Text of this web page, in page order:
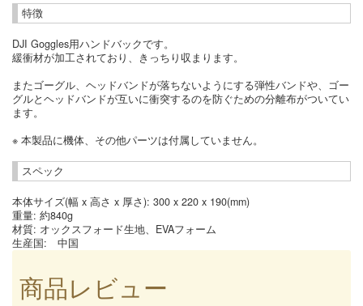
特徴
DJI Goggles用ハンドバックです。
緩衝材が加工されており、きっちり収まります。
またゴーグル、ヘッドバンドが落ちないようにする弾性バンドや、ゴー
グルとヘッドバンドが互いに衝突するのを防ぐための分離布がついてい
ます。
※ 本製品に機体、その他パーツは付属していません。
スペック
本体サイズ(幅 x 高さ x 厚さ): 300 x 220 x 190(mm)
重量: 約840g
材質: オックスフォード生地、EVAフォーム
生産国: 中国
商品レビュー